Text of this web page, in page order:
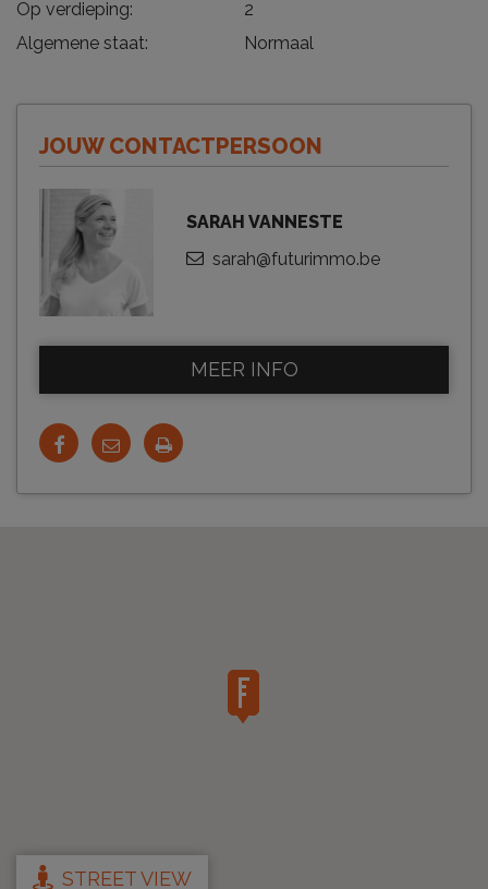
Op verdieping:
2
Algemene staat:
Normaal
JOUW CONTACTPERSOON
SARAH VANNESTE
sarah@futurimmo.be
MEER INFO
STREET VIEW